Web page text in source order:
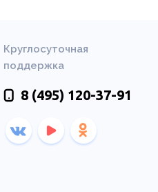
Круглосуточная
поддержка
8 (495) 120-37-91